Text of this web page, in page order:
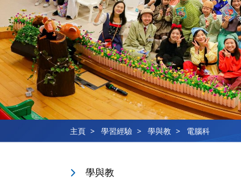
主頁 學習經驗 學與教 電腦科
學與教